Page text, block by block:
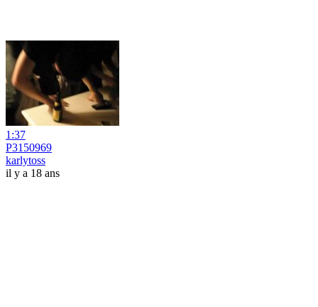
1:37
P3150969
karlytoss
il y a 18 ans